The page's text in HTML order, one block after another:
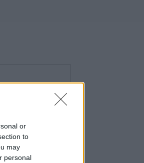
or
to
may
personal